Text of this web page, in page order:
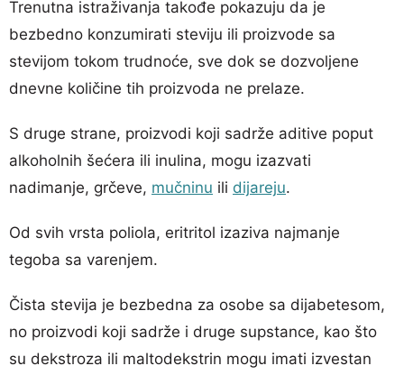
Trenutna istraživanja takođe pokazuju da je
bezbedno konzumirati steviju ili proizvode sa
stevijom tokom trudnoće, sve dok se dozvoljene
dnevne količine tih proizvoda ne prelaze.
S druge strane, proizvodi koji sadrže aditive poput
alkoholnih šećera ili inulina, mogu izazvati
nadimanje, grčeve, mučninu ili dijareju.
Od svih vrsta poliola, eritritol izaziva najmanje
tegoba sa varenjem.
Čista stevija je bezbedna za osobe sa dijabetesom,
no proizvodi koji sadrže i druge supstance, kao što
su dekstroza ili maltodekstrin mogu imati izvestan